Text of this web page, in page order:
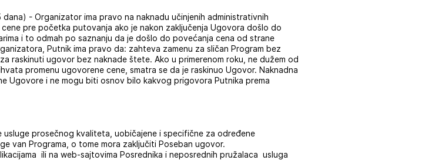
- Organizator ima pravo na naknadu učinjenih administrativnih
pre početka putovanja ako je nakon zaključenja Ugovora došlo do
i to odmah po saznanju da je došlo do povećanja cena od strane
Putnik ima pravo da: zahteva zamenu za sličan Program bez
raskinuti ugovor bez naknade štete. Ako u primerenom roku, ne dužem od
promenu ugovorene cene, smatra se da je raskinuo Ugovor. Naknadna
Ugovore i ne mogu biti osnov bilo kakvog prigovora Putnika prema
prosečnog kvaliteta, uobičajene i specifične za određene
van Programa, o tome mora zaključiti Poseban ugovor.
ili na web-sajtovima Posrednika i neposrednih pružalaca usluga